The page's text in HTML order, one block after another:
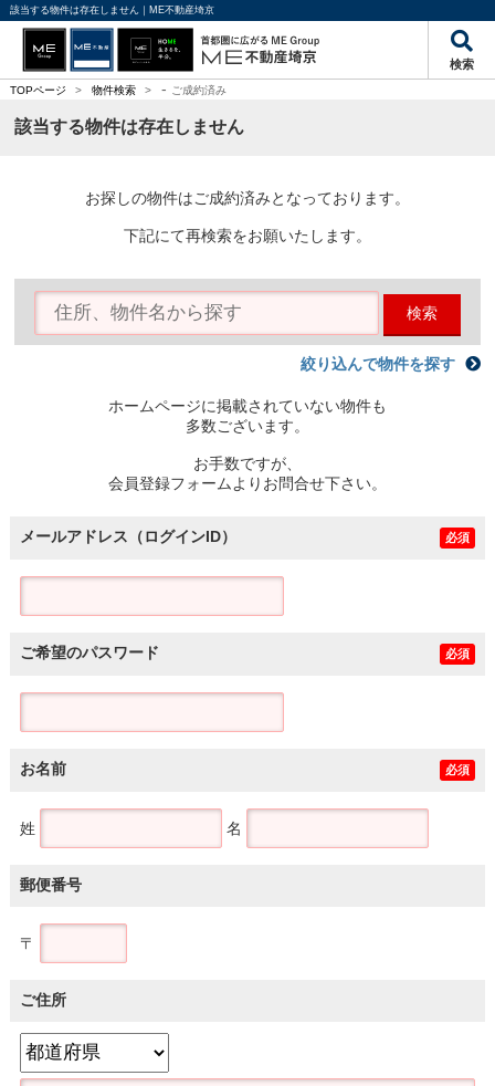
該当する物件は存在しません｜ME不動産埼京
検索
TOPページ > 物件検索 > - ご成約済み
該当する物件は存在しません
お探しの物件はご成約済みとなっております。
下記にて再検索をお願いたします。
検索
絞り込んで物件を探す
ホームページに掲載されていない物件も
多数ございます。
お手数ですが、
会員登録フォームよりお問合せ下さい。
メールアドレス（ログインID） 必須
ご希望のパスワード 必須
お名前 必須
姓 名
郵便番号
〒
ご住所